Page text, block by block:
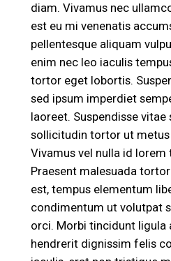
diam. Vivamus nec
est eu mi venenatis
pellentesque aliquam
enim nec leo iaculis
tortor eget lobortis.
sed ipsum imperdiet
laoreet. Suspendisse vitae
sollicitudin tortor ut
Vivamus vel nulla id
Praesent malesuada
est, tempus elementum
condimentum ut volutpat
orci. Morbi tincidunt ligula
hendrerit dignissim felis